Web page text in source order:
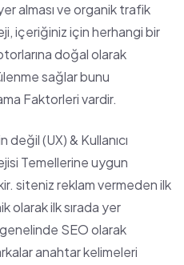
alması ve organik trafik
içeriğiniz için herhangi bir
doğal olarak
sağlar bunu
Faktorlerivardir.
değil (UX) &Kullanıcı
Temellerineuygun
siteniz reklam vermeden ilk
olarak ilk sırada yer
genelinde SEO olarak
anahtar kelimeleri